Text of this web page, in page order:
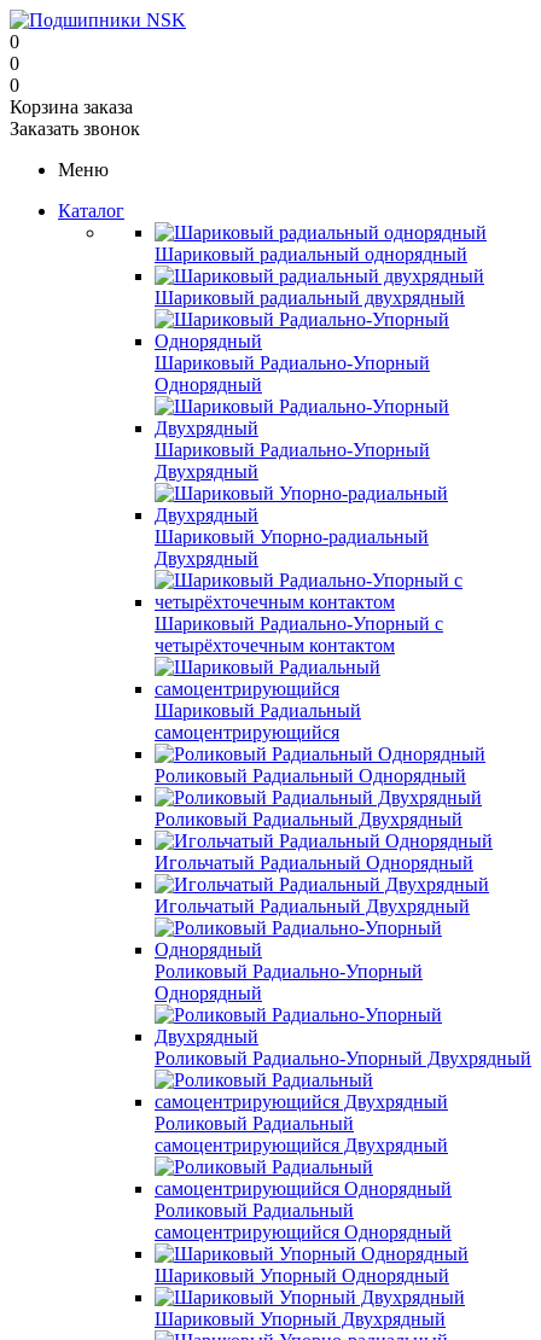
0
0
0
Корзина заказа
Заказать звонок
Меню
Каталог
Шариковый радиальный однорядный
Шариковый радиальный двухрядный
Шариковый Радиально-Упорный
Однорядный
Шариковый Радиально-Упорный
Двухрядный
Шариковый Упорно-радиальный
Двухрядный
Шариковый Радиально-Упорный с
четырёхточечным контактом
Шариковый Радиальный
самоцентрирующийся
Роликовый Радиальный Однорядный
Роликовый Радиальный Двухрядный
Игольчатый Радиальный Однорядный
Игольчатый Радиальный Двухрядный
Роликовый Радиально-Упорный
Однорядный
Роликовый Радиально-Упорный Двухрядный
Роликовый Радиальный
самоцентрирующийся Двухрядный
Роликовый Радиальный
самоцентрирующийся Однорядный
Шариковый Упорный Однорядный
Шариковый Упорный Двухрядный